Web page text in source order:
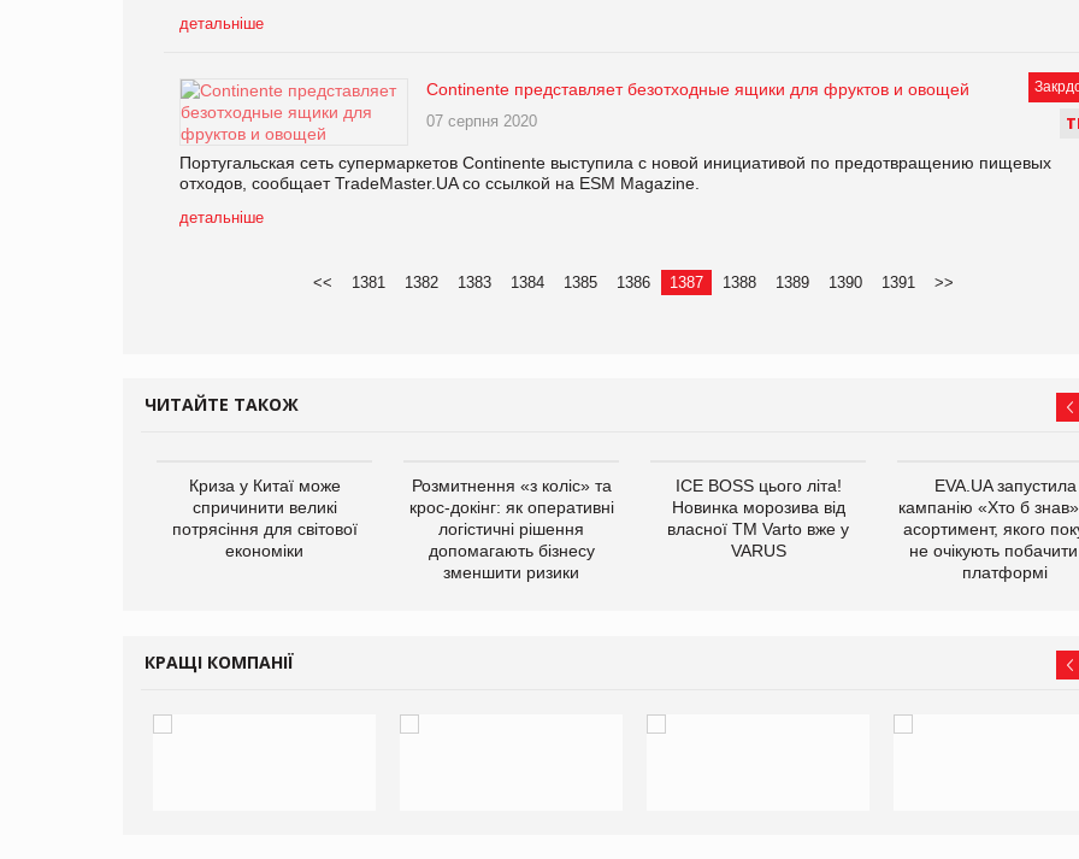
детальніше
Т
Continente представляет безотходные ящики для фруктов и овощей
07 серпня 2020
Португальская сеть супермаркетов Continente выступила с новой инициативой по предотвращению пищевых
отходов, сообщает TradeMaster.UA со ссылкой на ESM Magazine.
детальніше
<< 1381 1382 1383 1384 1385 1386 1387 1388 1389 1390 1391 >>
ЧИТАЙТЕ ТАКОЖ
Криза у Китаї може
спричинити великі
потрясіння для світової
економіки
Розмитнення «з коліс» та
крос-докінг: як оперативні
логістичні рішення
допомагають бізнесу
зменшити ризики
ICE BOSS цього літа!
Новинка морозива від
власної ТМ Varto вже у
VARUS
EVA.UA запустила
кампанію «Хто б
асортимент, якого
не очікують
платформі
КРАЩІ КОМПАНІЇ